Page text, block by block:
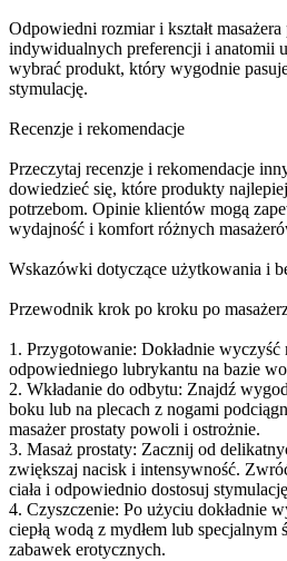
Odpowiedni rozmiar i kształt
indywidualnych preferencji i anatomii
wybrać produkt, który wygodnie
stymulację.
Recenzje i rekomendacje
Przeczytaj recenzje i rekomendacje
dowiedzieć się, które produkty
potrzebom. Opinie klientów mogą
wydajność i komfort różnych
Wskazówki dotyczące użytkowania i
Przewodnik krok po kroku po
1. Przygotowanie: Dokładnie wyczyść
odpowiedniego lubrykantu na bazie
2. Wkładanie do odbytu: Znajdź
boku lub na plecach z nogami
masażer prostaty powoli i ostrożnie.
3. Masaż prostaty: Zacznij od
zwiększaj nacisk i intensywność.
ciała i odpowiednio dostosuj
4. Czyszczenie: Po użyciu dokładnie
ciepłą wodą z mydłem lub specjalnym
zabawek erotycznych.